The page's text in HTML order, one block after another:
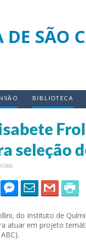
SÃO
BIBLIOTECA
seleção
do Instituto de
atuar em projeto